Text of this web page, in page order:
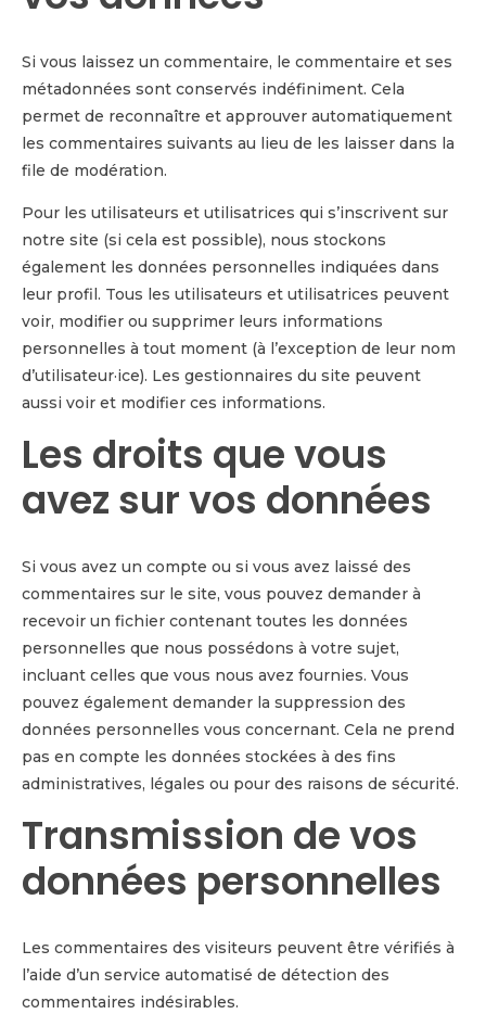
Si vous laissez un commentaire, le commentaire et ses
métadonnées sont conservés indéfiniment. Cela
permet de reconnaître et approuver automatiquement
les commentaires suivants au lieu de les laisser dans la
file de modération.
Pour les utilisateurs et utilisatrices qui s’inscrivent sur
notre site (si cela est possible), nous stockons
également les données personnelles indiquées dans
leur profil. Tous les utilisateurs et utilisatrices peuvent
voir, modifier ou supprimer leurs informations
personnelles à tout moment (à l’exception de leur nom
d’utilisateur·ice). Les gestionnaires du site peuvent
aussi voir et modifier ces informations.
Les droits que vous
avez sur vos données
Si vous avez un compte ou si vous avez laissé des
commentaires sur le site, vous pouvez demander à
recevoir un fichier contenant toutes les données
personnelles que nous possédons à votre sujet,
incluant celles que vous nous avez fournies. Vous
pouvez également demander la suppression des
données personnelles vous concernant. Cela ne prend
pas en compte les données stockées à des fins
administratives, légales ou pour des raisons de sécurité.
Transmission de vos
données personnelles
Les commentaires des visiteurs peuvent être vérifiés à
l’aide d’un service automatisé de détection des
commentaires indésirables.